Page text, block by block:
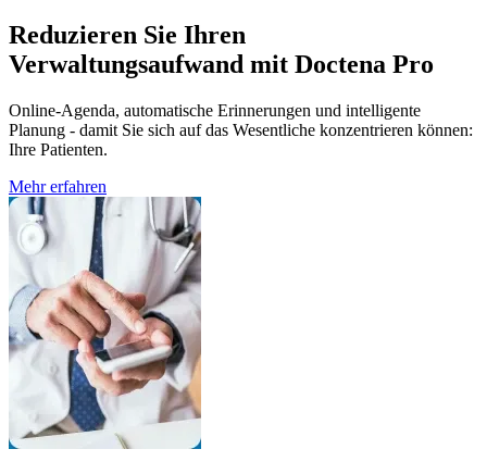
Reduzieren Sie Ihren
Verwaltungsaufwand mit Doctena Pro
Online-Agenda, automatische Erinnerungen und intelligente
Planung - damit Sie sich auf das Wesentliche konzentrieren können:
Ihre Patienten.
Mehr erfahren